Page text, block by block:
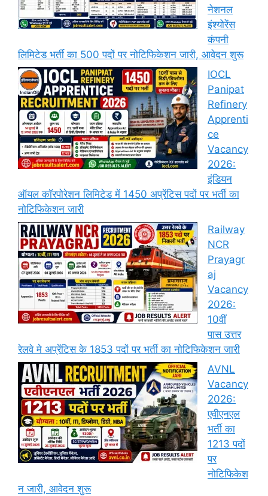
नेशनल
इंश्योरेंस
कंपनी
लिमिटेड भर्ती का 500 पदों पर नोटिफिकेशन जारी, आवेदन शुरू
IOCL
Panipat
Refinery
Apprenti
ce
Vacancy
2026:
इंडियन
ऑयल कॉरपोरेशन लिमिटेड में 1450 अप्रेंटिस पदों पर भर्ती का
नोटिफिकेशन जारी
Railway
NCR
Prayagr
aj
Vacancy
2026:
10वीं
पास उत्तर
रेलवे मे अप्रेंटिस के 1853 पदों पर भर्ती का नोटिफिकेशन जारी
AVNL
Vacancy
2026:
एवीएनएल
भर्ती का
1213 पदों
पर
नोटिफिकेश
न जारी, आवेदन शुरू